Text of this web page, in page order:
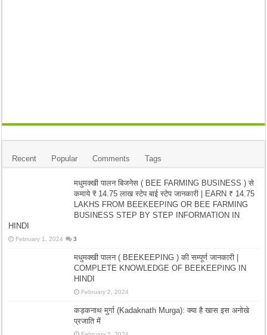
Recent Popular Comments Tags
मधुमक्खी पालन बिजनेस ( BEE FARMING BUSINESS ) से
कमाये ₹ 14.75 लाख स्टेप बाई स्टेप जानकारी | EARN ₹ 14.75
LAKHS FROM BEEKEEPING OR BEE FARMING
BUSINESS STEP BY STEP INFORMATION IN
HINDI
February 1, 2024 3
मधुमक्खी पालन ( BEEKEEPING ) की सम्पूर्ण जानकारी |
COMPLETE KNOWLEDGE OF BEEKEEPING IN
HINDI
February 2, 2024
कड़कनाथ मुर्गा (Kadaknath Murga): क्या है खास इस अनोखे
प्रजाति में